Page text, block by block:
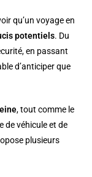
qu’un voyage en
potentiels. Du
en passant
d’anticiper que
, tout comme le
de véhicule et de
plusieurs